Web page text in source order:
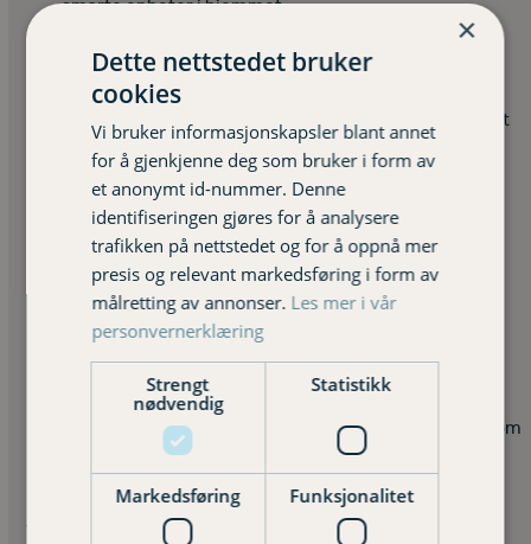
Det er i samtalene tryggheten starter. Snakk med
barna, foreldrene og kollegene dine. Del erfaringer –
også de vanskelige. Det gjør det lettere å være på vakt
når det gjelder.
Vær oppmerksom på AI‑generert innhold
Bilder, stemmer og videoer kan manipuleres på
sekunder. Lær deg å stille spørsmål:Er dette ekte?
Hvem står bak?
Vurder forsikringer som dekker digitale risikoer
Mange vet ikke at forsikringer kan hjelpe ved blant
annet ID‑tyveri, økonomisk svindel, nettmisbruk og
nettmobbing og håndtering avdigital arv.
Snakk med våre rådgivere
– vi hjelper deg å finne det som
passer din situasjon.
Våre forsikringer er levert i samarbeid med Frende
×
Dette nettstedet bruker
cookies
Vi bruker informasjonskapsler blant annet
for å gjenkjenne deg som bruker i form av
et anonymt id-nummer. Denne
identifiseringen gjøres for å analysere
trafikken på nettstedet og for å oppnå mer
presis og relevant markedsføring i form av
målretting av annonser. Les mer i vår
personvernerklæring
Strengt
nødvendig
Statistikk
Markedsføring Funksjonalitet